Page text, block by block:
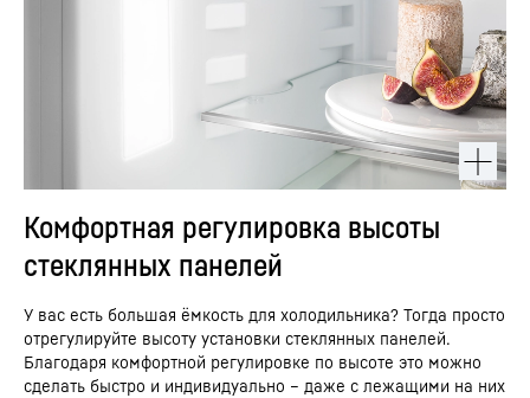
Комфортная регулировка высоты
стеклянных панелей
У вас есть большая ёмкость для холодильника? Тогда просто
отрегулируйте высоту установки стеклянных панелей.
Благодаря комфортной регулировке по высоте это можно
сделать быстро и индивидуально – даже с лежащими на них